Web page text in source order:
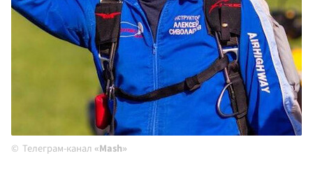
Телеграм-канал «Mash»